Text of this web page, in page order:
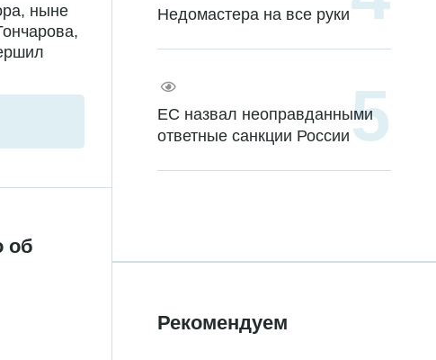
ныне
об
Недомастера на все руки
ЕС назвал неоправданными
ответные санкции России
Рекомендуем